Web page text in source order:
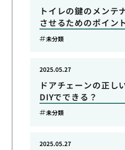
トイレの鍵のメンテ
させるためのポイン
未分類
ドアチェーンの正し
DIYでできる？
2025.05.27
未分類
2025.05.27